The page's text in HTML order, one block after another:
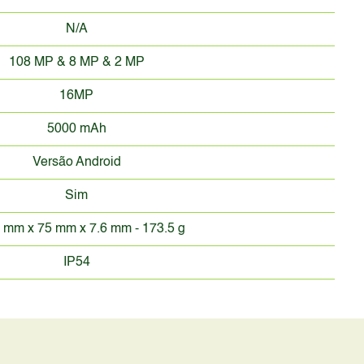
N/A
108 MP & 8 MP & 2 MP
16MP
5000 mAh
Versão Android
Sim
mm x 75 mm x 7.6 mm - 173.5 g
IP54